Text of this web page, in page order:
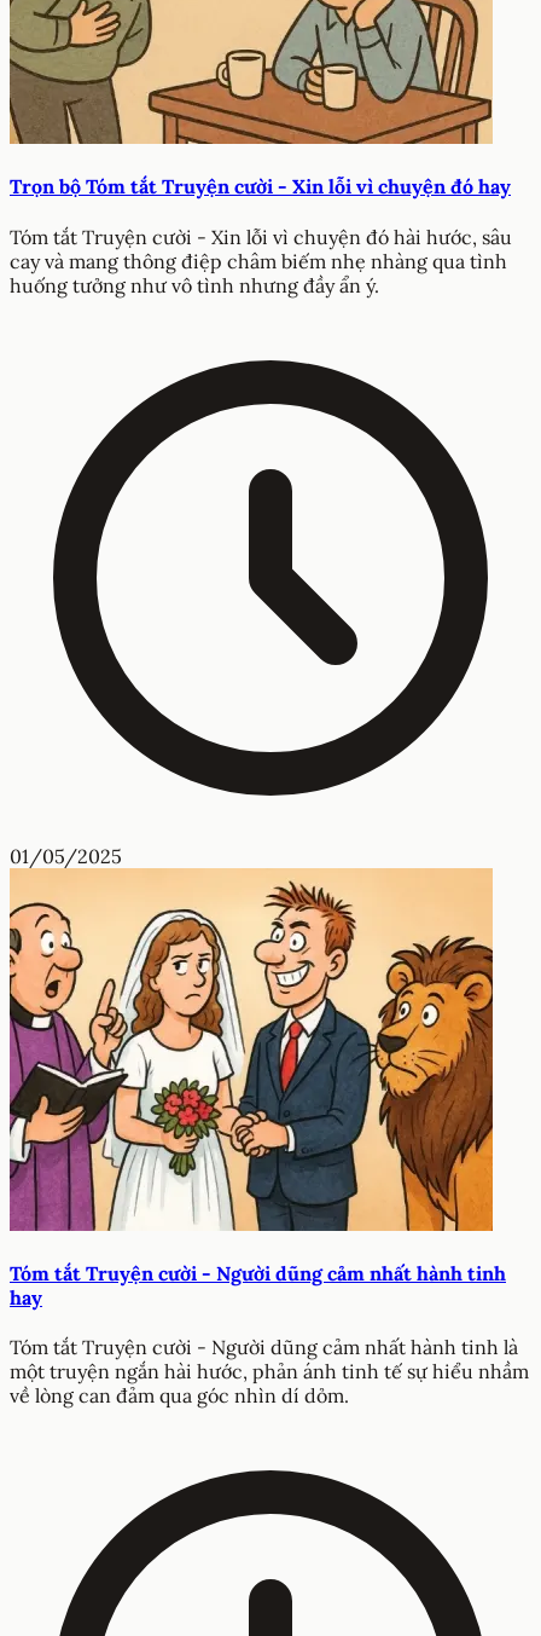
Trọn bộ Tóm tắt Truyện cười - Xin lỗi vì chuyện đó hay
Tóm tắt Truyện cười - Xin lỗi vì chuyện đó hài hước, sâu
cay và mang thông điệp châm biếm nhẹ nhàng qua tình
huống tưởng như vô tình nhưng đầy ẩn ý.
01/05/2025
Tóm tắt Truyện cười - Người dũng cảm nhất hành tinh
hay
Tóm tắt Truyện cười - Người dũng cảm nhất hành tinh là
một truyện ngắn hài hước, phản ánh tinh tế sự hiểu nhầm
về lòng can đảm qua góc nhìn dí dỏm.